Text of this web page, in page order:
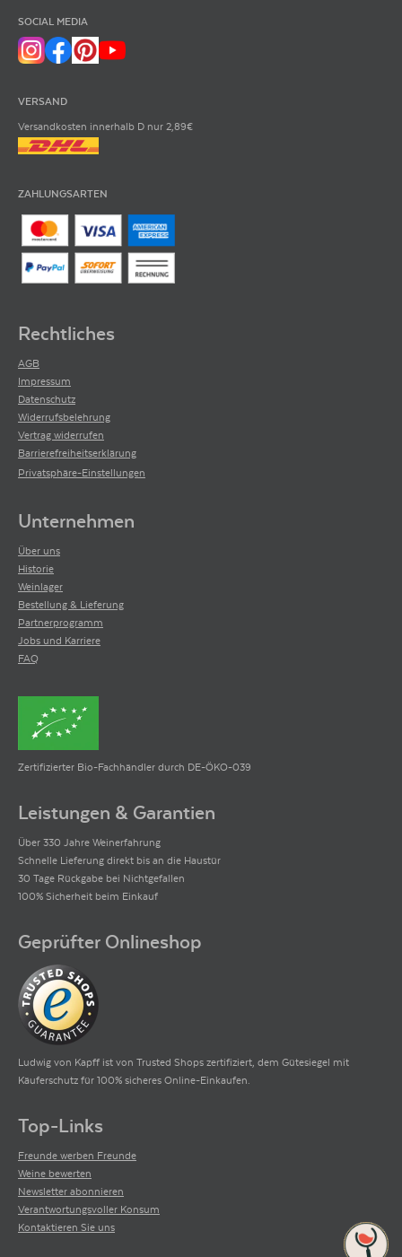
SOCIAL MEDIA
VERSAND
Versandkosten innerhalb D nur 2,89€
ZAHLUNGSARTEN
Rechtliches
AGB
Impressum
Datenschutz
Widerrufsbelehrung
Vertrag widerrufen
Barrierefreiheitserklärung
Privatsphäre-Einstellungen
Unternehmen
Über uns
Historie
Weinlager
Bestellung & Lieferung
Partnerprogramm
Jobs und Karriere
FAQ
Zertifizierter Bio-Fachhändler durch DE-ÖKO-039
Leistungen & Garantien
Über 330 Jahre Weinerfahrung
Schnelle Lieferung direkt bis an die Haustür
30 Tage Rückgabe bei Nichtgefallen
100% Sicherheit beim Einkauf
Geprüfter Onlineshop
Ludwig von Kapff ist von Trusted Shops zertifiziert, dem Gütesiegel mit
Käuferschutz für 100% sicheres Online-Einkaufen.
Top-Links
Freunde werben Freunde
Weine bewerten
Newsletter abonnieren
Verantwortungsvoller Konsum
Kontaktieren Sie uns